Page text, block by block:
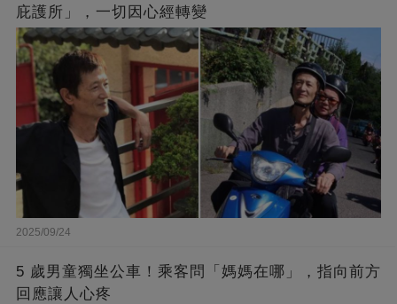
庇護所」，一切因心經轉變
2025/09/24
5 歲男童獨坐公車！乘客問「媽媽在哪」，指向前方
回應讓人心疼